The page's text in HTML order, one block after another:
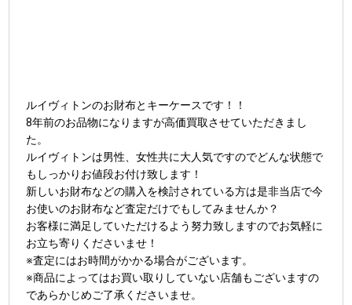
ルイヴィトンのお財布とキーケースです！！
8年前のお品物になりますが高価買取させていただきまし
た。
ルイヴィトンは男性、女性共に大人気ですのでどんな状態で
もしっかりお値段お付け致します！
新しいお財布などの購入を検討されている方は是非当店で今
お使いのお財布など査定だけでもしてみませんか？
お客様に満足していただけるよう努力致しますのでお気軽に
お立ち寄りくださいませ！
※査定にはお時間がかかる場合がございます。
※商品によってはお買い取りしていない店舗もございますの
であらかじめご了承くださいませ。